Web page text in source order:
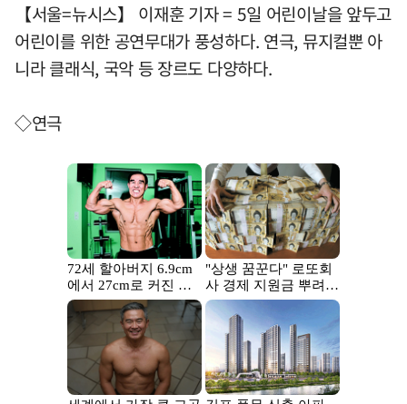
【서울=뉴시스】 이재훈 기자 = 5일 어린이날을 앞두고
어린이를 위한 공연무대가 풍성하다. 연극, 뮤지컬뿐 아
니라 클래식, 국악 등 장르도 다양하다.
◇연극